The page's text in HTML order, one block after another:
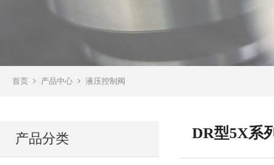
首页 产品中心 液压控制阀
产品分类 DR型5X系